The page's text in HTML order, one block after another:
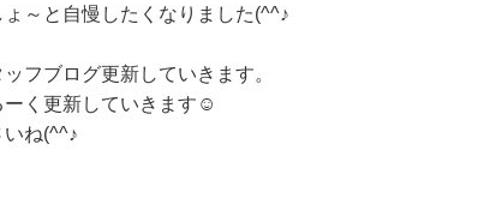
～と自慢したくなりました(^^♪
フブログ更新していきます。
く更新していきます☺
ね(^^♪